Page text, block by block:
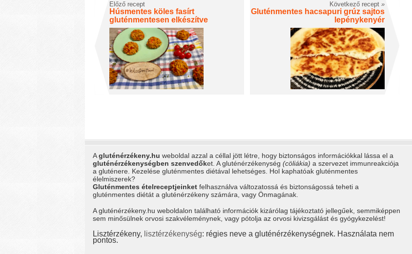
Előző recept
Húsmentes köles fasírt
gluténmentesen elkészítve
Következő recept »
Gluténmentes hacsapuri grúz sajtos
lepénykenyér
Agluténérzékeny.hu weboldal azzal a céllal jött létre, hogy biztonságos információkkal lássa el a
gluténérzékenységben szenvedőket. A gluténérzékenység (cöliákia) a szervezet immunreakciója
a gluténere. Kezelése gluténmentes diétával lehetséges. Hol kaphatóak gluténmentes
élelmiszerek?
Gluténmentes ételreceptjeinket felhasználva változatossá és biztonságossá teheti a
gluténmentes diétát a gluténérzékeny számára, vagy Önmagának.
A gluténérzékeny.hu weboldalon található információk kizárólag tájékoztató jellegűek, semmiképpen
sem minősülnek orvosi szakvéleménynek, vagy pótolja az orvosi kivizsgálást és gyógykezelést!
Lisztérzékeny, lisztérzékenység: régies neve a gluténérzékenységnek. Használata nem
pontos.